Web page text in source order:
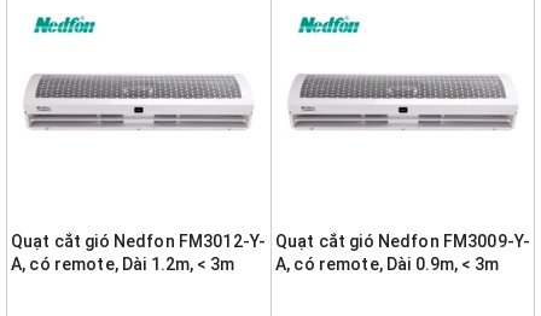
Quạt cắt gió Nedfon FM3012-Y-
A, có remote, Dài 1.2m, < 3m
Quạt cắt gió Nedfon FM3009-Y-
A, có remote, Dài 0.9m, < 3m